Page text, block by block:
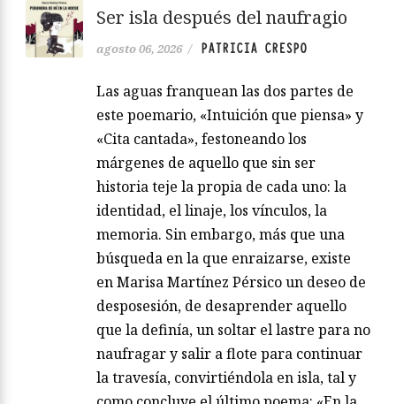
Ser isla después del naufragio
agosto 06, 2026 / PATRICIA CRESPO
Las aguas franquean las dos partes de
este poemario, «Intuición que piensa» y
«Cita cantada», festoneando los
márgenes de aquello que sin ser
historia teje la propia de cada uno: la
identidad, el linaje, los vínculos, la
memoria. Sin embargo, más que una
búsqueda en la que enraizarse, existe
en Marisa Martínez Pérsico un deseo de
desposesión, de desaprender aquello
que la definía, un soltar el lastre para no
naufragar y salir a flote para continuar
la travesía, convirtiéndola en isla, tal y